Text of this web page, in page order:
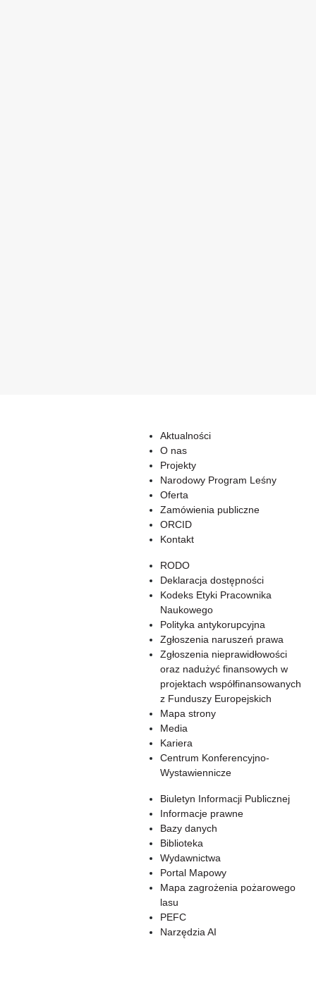
Aktualności
O nas
Projekty
Narodowy Program Leśny
Oferta
Zamówienia publiczne
ORCID
Kontakt
RODO
Deklaracja dostępności
Kodeks Etyki Pracownika
Naukowego
Polityka antykorupcyjna
Zgłoszenia naruszeń prawa
Zgłoszenia nieprawidłowości
oraz nadużyć finansowych w
projektach współfinansowanych
z Funduszy Europejskich
Mapa strony
Media
Kariera
Centrum Konferencyjno-
Wystawiennicze
Biuletyn Informacji Publicznej
Informacje prawne
Bazy danych
Biblioteka
Wydawnictwa
Portal Mapowy
Mapa zagrożenia pożarowego
lasu
PEFC
Narzędzia AI